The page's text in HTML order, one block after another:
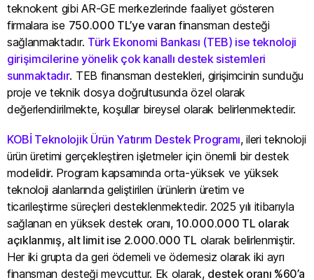
teknokent gibi AR-GE merkezlerinde faaliyet gösteren
firmalara ise 750.000 TL’ye varan finansman desteği
sağlanmaktadır. Türk Ekonomi Bankası (TEB) ise teknoloji
girişimcilerine yönelik çok kanallı destek sistemleri
sunmaktadır. TEB finansman destekleri, girişimcinin sunduğu
proje ve teknik dosya doğrultusunda özel olarak
değerlendirilmekte, koşullar bireysel olarak belirlenmektedir.
KOBİ Teknolojik Ürün Yatırım Destek Programı, ileri teknoloji
ürün üretimi gerçekleştiren işletmeler için önemli bir destek
modelidir. Program kapsamında orta-yüksek ve yüksek
teknoloji alanlarında geliştirilen ürünlerin üretim ve
ticarileştirme süreçleri desteklenmektedir. 2025 yılı itibarıyla
sağlanan en yüksek destek oranı, 10.000.000 TL olarak
açıklanmış, alt limit ise 2.000.000 TL olarak belirlenmiştir.
Her iki grupta da geri ödemeli ve ödemesiz olarak iki ayrı
finansman desteği mevcuttur. Ek olarak, destek oranı %60’a